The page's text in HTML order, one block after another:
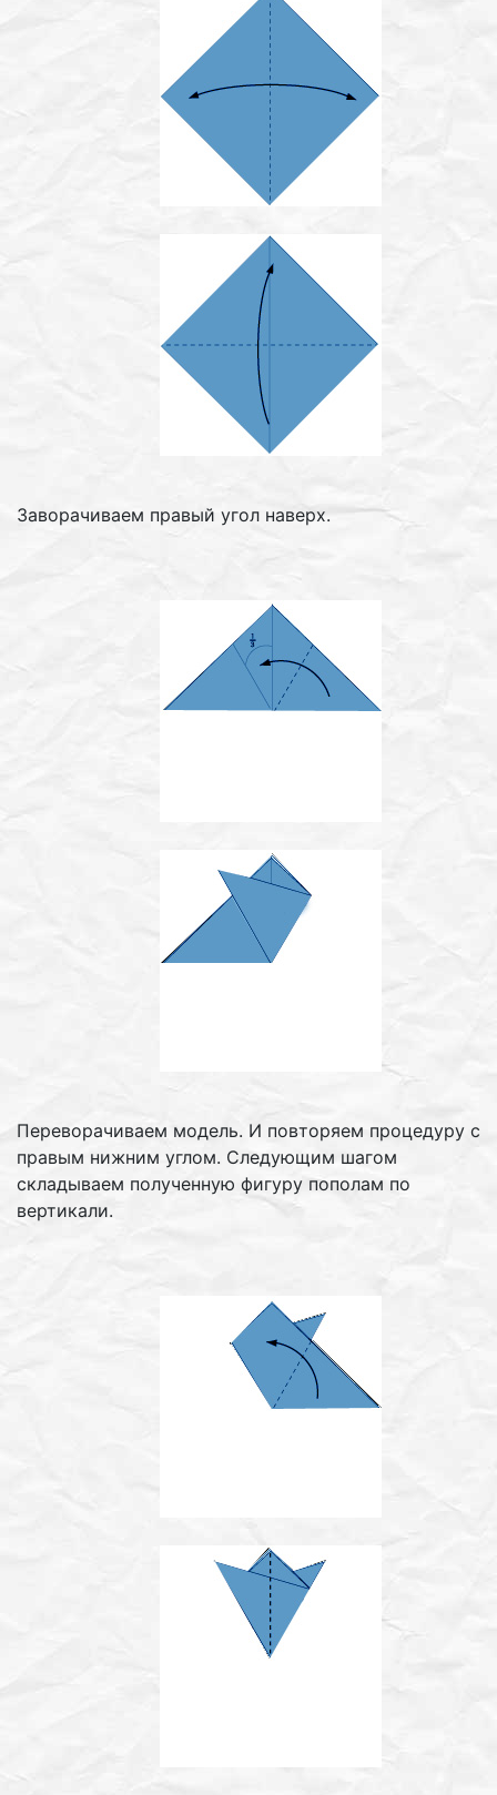
Заворачиваем правый угол наверх.
Переворачиваем модель. И повторяем процедуру с
правым нижним углом. Следующим шагом
складываем полученную фигуру пополам по
вертикали.